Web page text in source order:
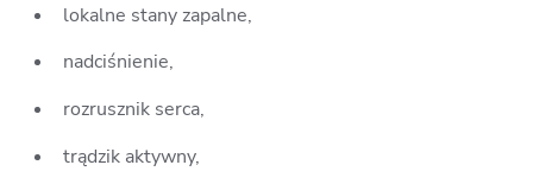
lokalne stany zapalne,
nadciśnienie,
rozrusznik serca,
trądzik aktywny,